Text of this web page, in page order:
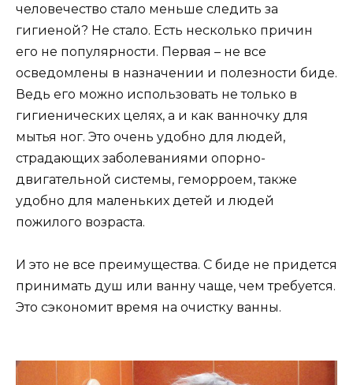
человечество стало меньше следить за
гигиеной? Не стало. Есть несколько причин
его не популярности. Первая – не все
осведомлены в назначении и полезности биде.
Ведь его можно использовать не только в
гигиенических целях, а и как ванночку для
мытья ног. Это очень удобно для людей,
страдающих заболеваниями опорно-
двигательной системы, геморроем, также
удобно для маленьких детей и людей
пожилого возраста.
И это не все преимущества. С биде не придется
принимать душ или ванну чаще, чем требуется.
Это сэкономит время на очистку ванны.